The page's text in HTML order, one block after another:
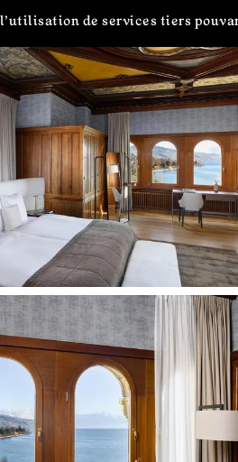
l'utilisation de services tiers